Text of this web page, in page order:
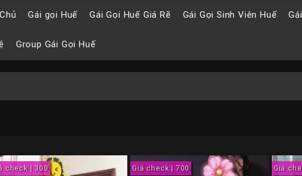
Gái gọi Huế Gái Gọi Huế Giá Rẽ Gái Gọi Sinh Viên Huế
Group Gái Gọi Huế
check | 300 Giá check | 700 Giá